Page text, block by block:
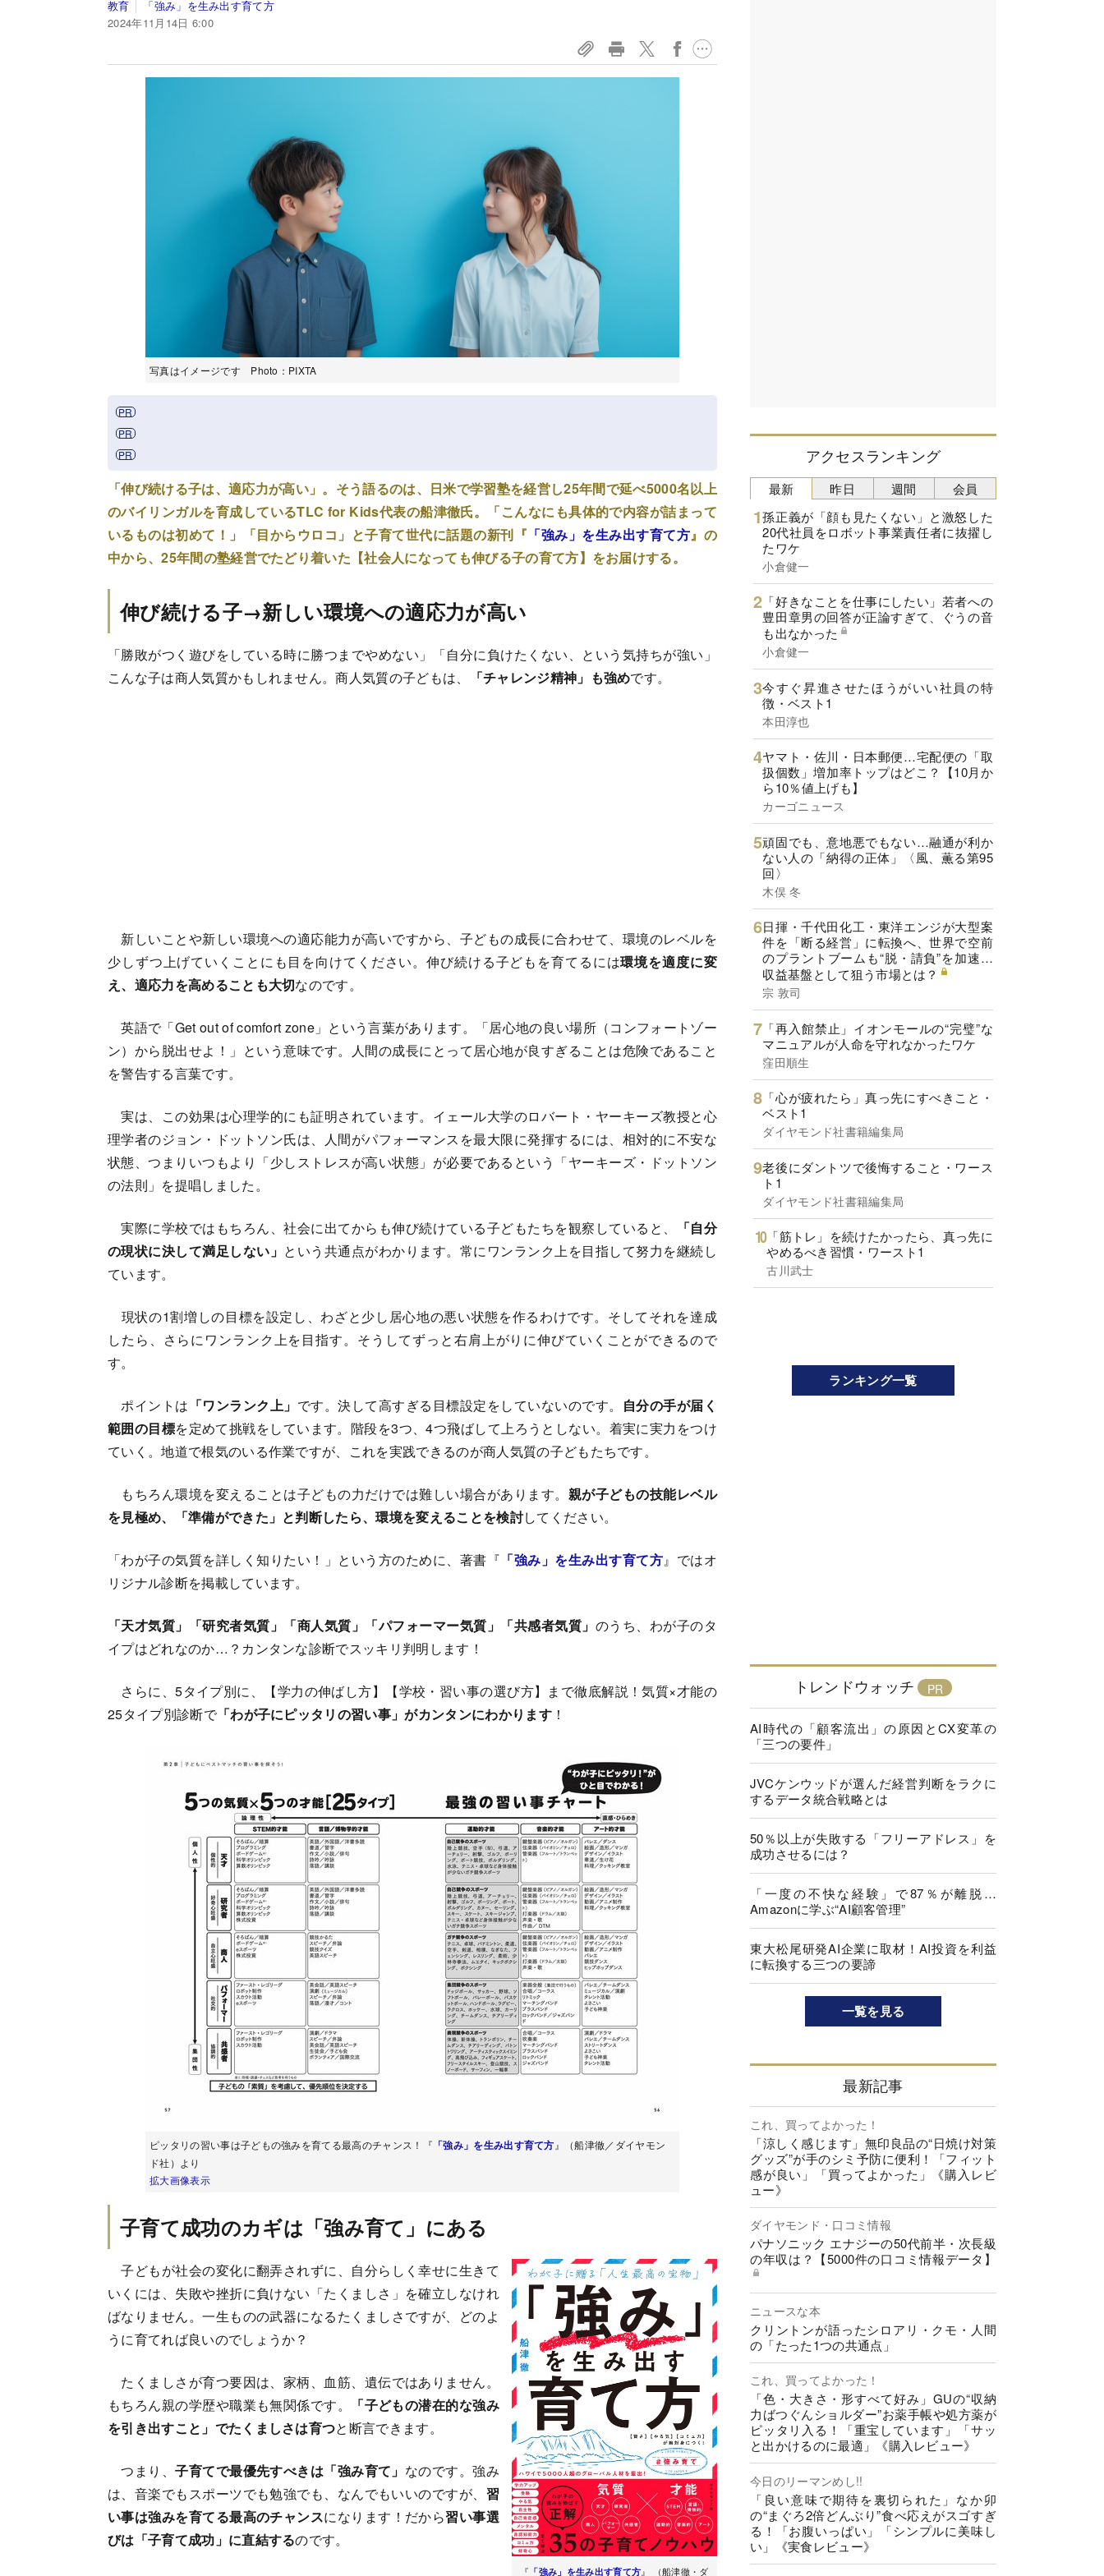
教育
「強み」を生み出す育て方
2024年11月14日 6:00
写真はイメージです Photo：PIXTA
「伸び続ける子は、適応力が高い」 。そう語るのは、日米で学習塾を経営し25年間で延べ5000名以上
のバイリンガルを育成しているTLC for Kids代表の船津徹氏。「こんなにも具体的で内容が詰まって
いるものは初めて！」「目からウロコ」と子育て世代に話題の新刊『 「強み」を生み出す育て方』の
中から、25年間の塾経営でたどり着いた【社会人になっても伸びる子の育て方】をお届けする。
伸び続ける子→新しい環境への適応力が高い
「勝敗がつく遊びをしている時に勝つまでやめない」「自分に負けたくない、という気持ちが強い」
こんな子は商人気質かもしれません。商人気質の子どもは、
「チャレンジ精神」も強めです。
新しいことや新しい環境への適応能力が高いですから、子どもの成長に合わせて、環境のレベルを
少しずつ上げていくことにも目を向けてください。伸び続ける子どもを育てるには環境を適度に変
え、適応力を高めることも大切なのです。
英語で「Get out of comfort zone」という言葉があります。「居心地の良い場所（コンフォートゾー
ン）から脱出せよ！」という意味です。人間の成長にとって居心地が良すぎることは危険であること
を警告する言葉です。
実は、この効果は心理学的にも証明されています。イェール大学のロバート・ヤーキーズ教授と心
理学者のジョン・ドットソン氏は、人間がパフォーマンスを最大限に発揮するには、相対的に不安な
状態、つまりいつもより「少しストレスが高い状態」が必要であるという「ヤーキーズ・ドットソン
の法則」を提唱しました。
実際に学校ではもちろん、社会に出てからも伸び続けている子どもたちを観察していると、
「自分
の現状に決して満足しない」 という共通点がわかります。常にワンランク上を目指して努力を継続し
ています。
現状の1割増しの目標を設定し、わざと少し居心地の悪い状態を作るわけです。そしてそれを達成
したら、さらにワンランク上を目指す。そうしてずっと右肩上がりに伸びていくことができるので
す。
ポイントは 「ワンランク上」 です。決して高すぎる目標設定をしていないのです。 自分の手が届く
範囲の目標を定めて挑戦をしています。階段を3つ、4つ飛ばして上ろうとしない。着実に実力をつけ
ていく。地道で根気のいる作業ですが、これを実践できるのが商人気質の子どもたちです。
もちろん環境を変えることは子どもの力だけでは難しい場合があります。 親が子どもの技能レベル
を見極め、「準備ができた」と判断したら、環境を変えることを検討してください。
「わが子の気質を詳しく知りたい！」という方のために、著書『 「強み」を生み出す育て方』ではオ
リジナル診断を掲載しています。
「天才気質」「研究者気質」「商人気質」「パフォーマー気質」「共感者気質」 のうち、わが子のタ
イプはどれなのか…？カンタンな診断でスッキリ判明します！
さらに、5タイプ別に、【学力の伸ばし方】【学校・習い事の選び方】まで徹底解説！気質×才能の
25タイプ別診断で「わが子にピッタリの習い事」がカンタンにわかります！
ピッタリの習い事は子どもの強みを育てる最高のチャンス！『 「強み」を生み出す育て方 』（船津徹／ダイヤモン
ド社）より
拡大画像表示
子育て成功のカギは「強み育て」にある
『 「強み」を生み出す育て方 』 （船津徹・ダ
子どもが社会の変化に翻弄されずに、自分らしく幸せに生きて
いくには、失敗や挫折に負けない「たくましさ」を確立しなけれ
ばなりません。一生ものの武器になるたくましさですが、どのよ
うに育てれば良いのでしょうか？
たくましさが育つ要因は、家柄、血筋、遺伝ではありません。
もちろん親の学歴や職業も無関係です。
「子どもの潜在的な強み
を引き出すこと」でたくましさは育つと断言できます。
つまり、子育てで最優先すべきは「強み育て」 なのです。強み
は、音楽でもスポーツでも勉強でも、なんでもいいのですが、 習
い事は強みを育てる最高のチャンスになります！だから習い事選
びは「子育て成功」に直結するのです。
アクセスランキング
最新
孫正義が「顔も見たくない」と激怒した
20代社員をロボット事業責任者に抜擢し
たワケ
小倉健一
「好きなことを仕事にしたい」若者への
豊田章男の回答が正論すぎて、ぐうの音
も出なかった
小倉健一
今すぐ昇進させたほうがいい社員の特
徴・ベスト1
本田淳也
ヤマト・佐川・日本郵便…宅配便の「取
扱個数」増加率トップはどこ？【10月か
ら10％値上げも】
カーゴニュース
頑固でも、意地悪でもない…融通が利か
ない人の「納得の正体」〈風、薫る第95
回〉
木俣 冬
日揮・千代田化工・東洋エンジが大型案
件を「断る経営」に転換へ、世界で空前
のプラントブームも“脱・請負”を加速…
収益基盤として狙う市場とは？
宗 敦司
「再入館禁止」イオンモールの“完璧”な
マニュアルが人命を守れなかったワケ
窪田順生
「心が疲れたら」真っ先にすべきこと・
ベスト1
ダイヤモンド社書籍編集局
老後にダントツで後悔すること・ワース
ト1
ダイヤモンド社書籍編集局
「筋トレ」を続けたかったら、真っ先に
やめるべき習慣・ワースト1
古川武士
昨日 週間 会員
ランキング一覧
トレンドウォッチ
AI時代の「顧客流出」の原因とCX変革の
「三つの要件」
JVCケンウッドが選んだ経営判断をラクに
するデータ統合戦略とは
50％以上が失敗する「フリーアドレス」を
成功させるには？
「一度の不快な経験」で87％が離脱…
Amazonに学ぶ“AI顧客管理”
東大松尾研発AI企業に取材！AI投資を利益
に転換する三つの要諦
一覧を見る
最新記事
これ、買ってよかった！
「涼しく感じます」無印良品の“日焼け対策
グッズ”が手のシミ予防に便利！「フィット
感が良い」「買ってよかった」《購入レビ
ュー》
ダイヤモンド・口コミ情報
パナソニック エナジーの50代前半・次長級
の年収は？【5000件の口コミ情報データ】
ニュースな本
クリントンが語ったシロアリ・クモ・人間
の「たった1つの共通点」
これ、買ってよかった！
「色・大きさ・形すべて好み」GUの“収納
力ばつぐんショルダー”お薬手帳や処方薬が
ピッタリ入る！「重宝しています」「サッ
と出かけるのに最適」《購入レビュー》
今日のリーマンめし!!
「良い意味で期待を裏切られた」なか卯
の“まぐろ2倍どんぶり”食べ応えがスゴすぎ
る！「お腹いっぱい」「シンプルに美味し
い」《実食レビュー》